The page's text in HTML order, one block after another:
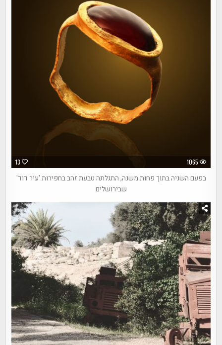
13 1065
בפעם השניה בתוך פחות משנה, התגלתה טבעת זהב בחפירות 'עיר דוד'
שבירושלים